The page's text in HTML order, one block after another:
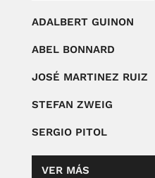
ADALBERT GUINON
ABEL BONNARD
JOSÉ MARTINEZ RUIZ
STEFAN ZWEIG
SERGIO PITOL
VER MÁS